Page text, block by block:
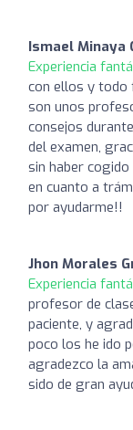
Ismael Minaya
Experiencia
con ellos y todo
son unos
consejos
del examen,
sin haber
en cuanto a
por ayudarme!!
Jhon Morales
Experiencia
profesor de
paciente, y
poco los he ido
agradezco la
sido de gran